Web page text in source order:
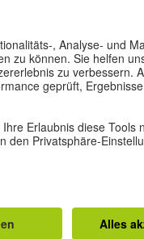
Projektes im
Vortrag zum
bei der
der jungen
folgte der Vortrag
zum Thema
im Alltag
werden